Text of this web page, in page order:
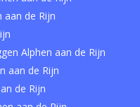
aan de Rijn
Alphen aan de Rijn
aan de Rijn
de Rijn